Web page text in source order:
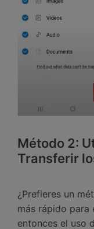
󠀰Método 2:
Transferir
¿Prefieres un
más rápido para
entonces el uso